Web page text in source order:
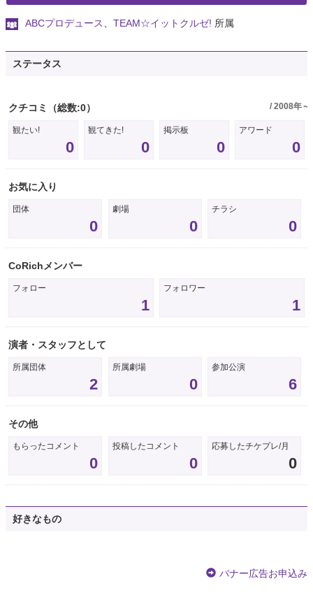
ABCプロデュース TEAM☆イットクルゼ! 所属
ステータス
クチコミ （総数:0） / 2008年～
観たい!
0
観てきた!
0
掲示板
0
アワード
0
お気に入り
団体
0
劇場
0
チラシ
0
CoRichメンバー
フォロー
1
フォロワー
1
演者・スタッフとして
所属団体
2
所属劇場
0
参加公演
6
その他
もらったコメント
0
投稿したコメント
0
応募したチケプレ/月
0
好きなもの
バナー広告お申込み